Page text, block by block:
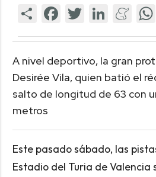
A nivel deportivo, la gran
Desirée Vila, quien batió el
salto de longitud de 63 con
metros
Este pasado sábado, las
Estadio del Turia de Valencia